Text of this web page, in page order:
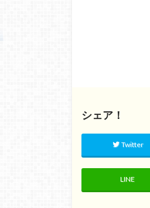
シェア！
Twitter
LINE